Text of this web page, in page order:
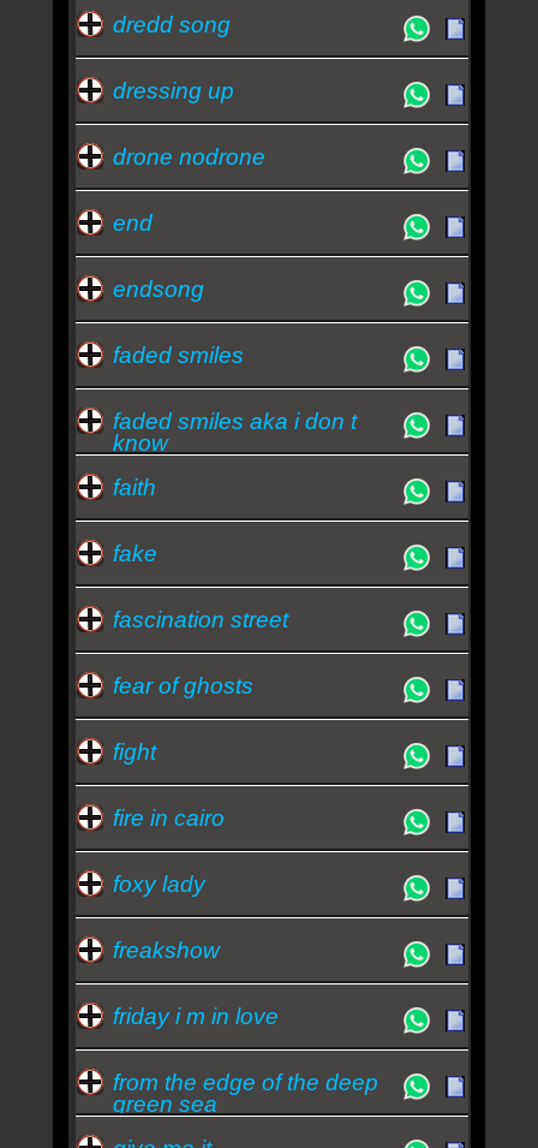
dredd song
dressing up
drone nodrone
end
endsong
faded smiles
faded smiles aka i don t
know
faith
fake
fascination street
fear of ghosts
fight
fire in cairo
foxy lady
freakshow
friday i m in love
from the edge of the deep
green sea